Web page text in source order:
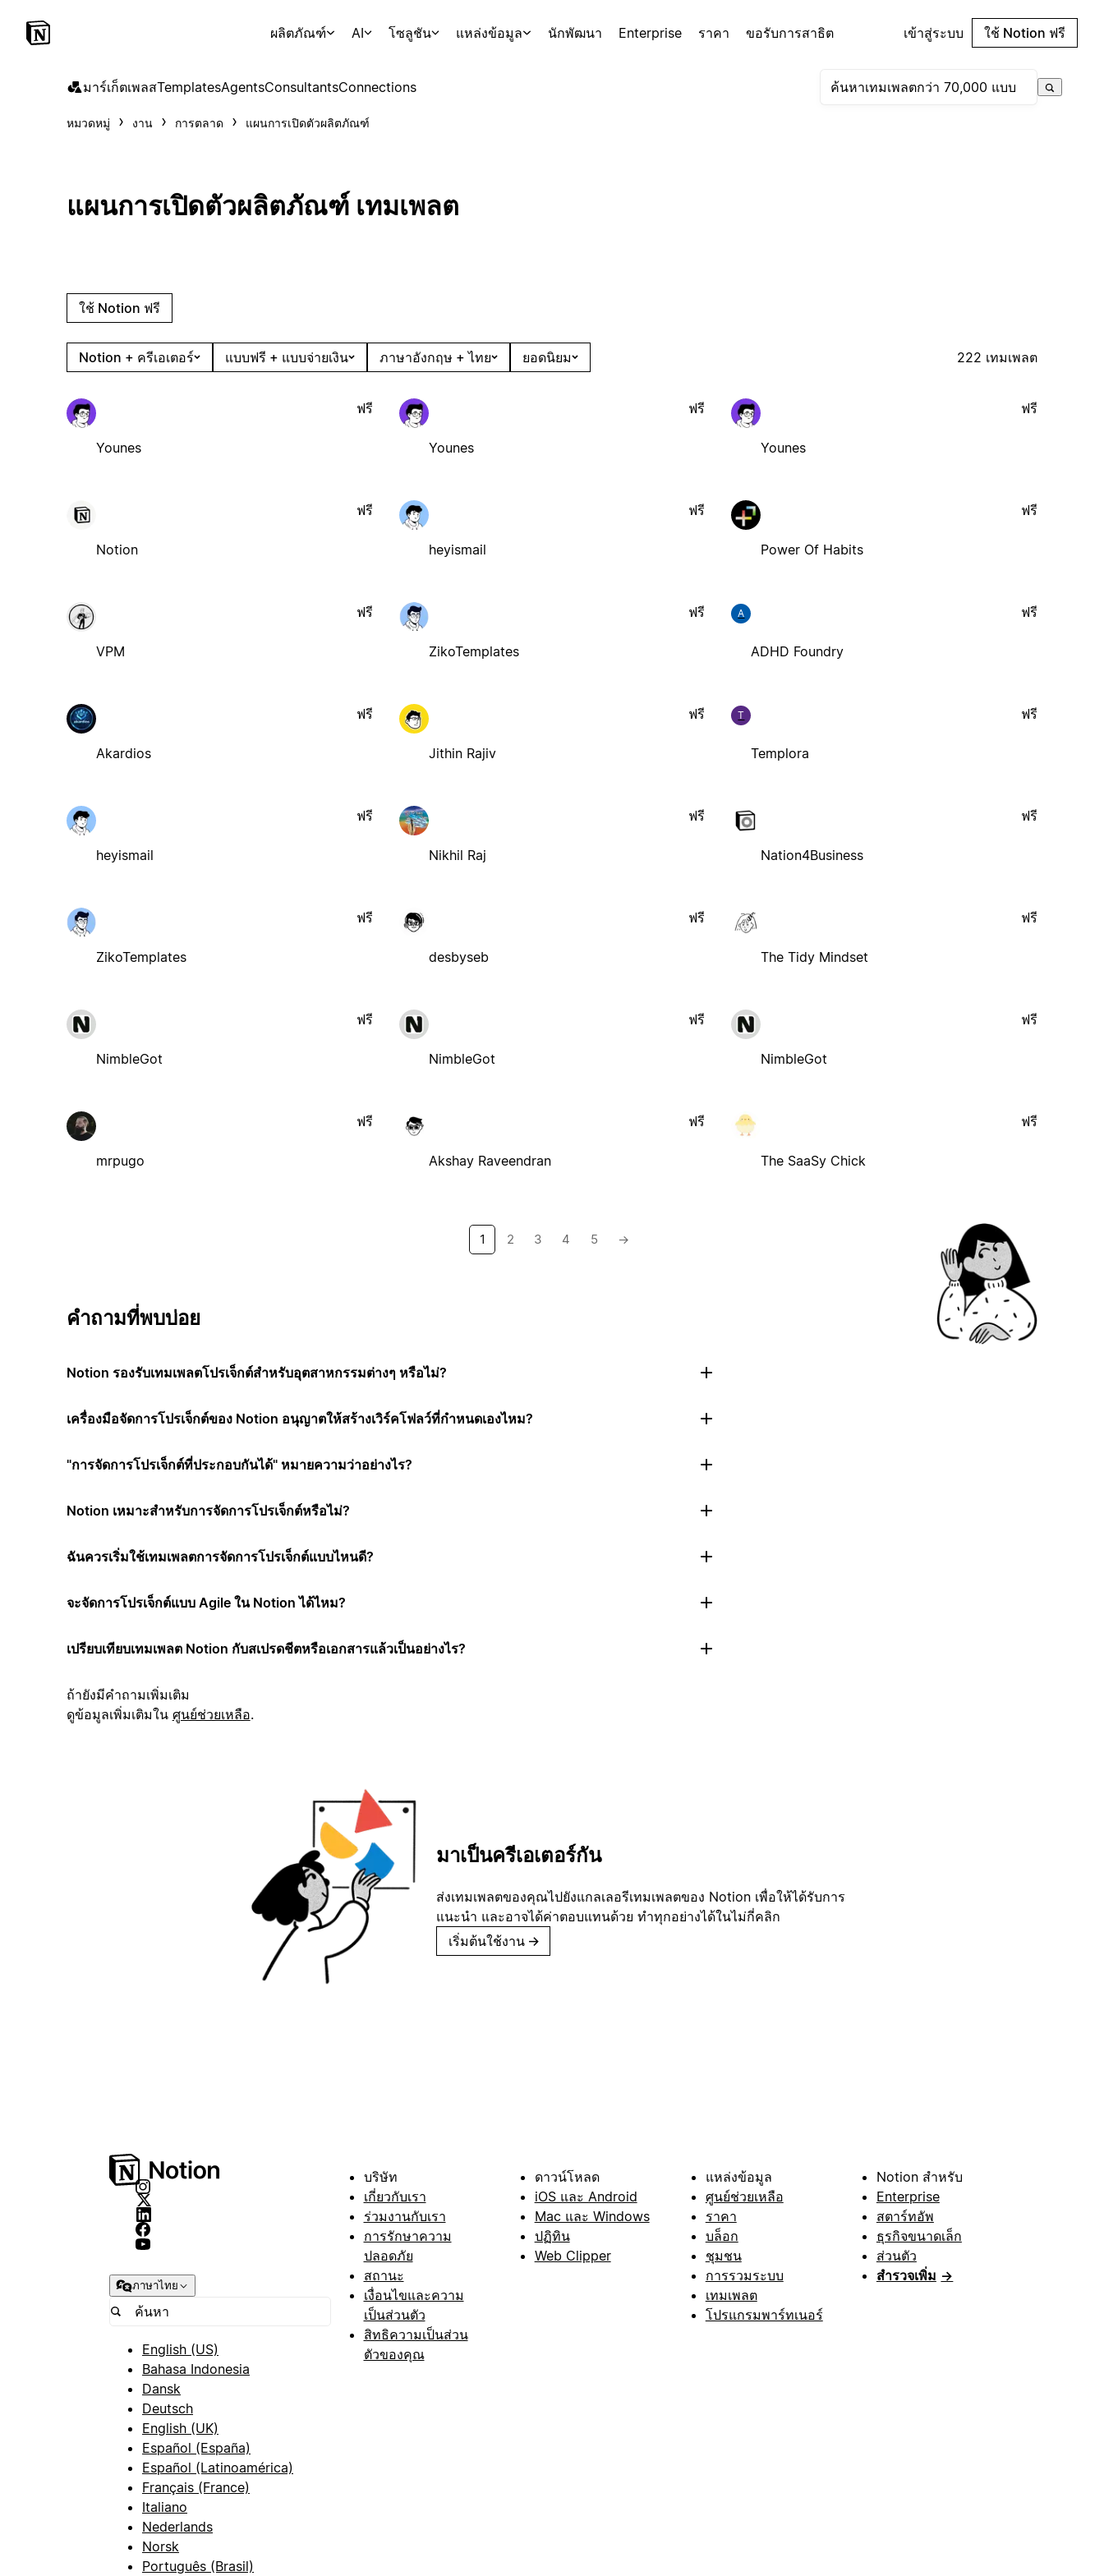
ผลิตภัณฑ์ AI โซลูชัน แหล่งข้อมูล นักพัฒนา Enterprise ราคา ขอรับการสาธิต เข้าสู่ระบบ ใช้ Notion ฟรี
มาร์เก็ตเพลสTemplatesAgentsConsultantsConnections
หมวดหมู่ งาน การตลาด แผนการเปิดตัวผลิตภัณฑ์
แผนการเปิดตัวผลิตภัณฑ์ เทมเพลต
ใช้ Notion ฟรี
Notion + ครีเอเตอร์ แบบฟรี + แบบจ่ายเงิน ภาษาอังกฤษ + ไทย ยอดนิยม 222 เทมเพลต
Younes
ฟรี
Younes
ฟรี
Younes
ฟรี
Notion
ฟรี
heyismail
ฟรี
Power Of Habits
ฟรี
VPM
ฟรี
ZikoTemplates
ฟรี A
ADHD Foundry
ฟรี
Akardios
ฟรี
Jithin Rajiv
ฟรี T
Templora
ฟรี
heyismail
ฟรี
Nikhil Raj
ฟรี
Nation4Business
ฟรี
ZikoTemplates
ฟรี
desbyseb
ฟรี
The Tidy Mindset
ฟรี
NimbleGot
ฟรี
NimbleGot
ฟรี
NimbleGot
ฟรี
mrpugo
ฟรี
Akshay Raveendran
ฟรี
The SaaSy Chick
ฟรี
1 2 3 4 5 →
คำถามที่พบบ่อย
Notion รองรับเทมเพลตโปรเจ็กต์สำหรับอุตสาหกรรมต่างๆ หรือไม่?
เครื่องมือจัดการโปรเจ็กต์ของ Notion อนุญาตให้สร้างเวิร์คโฟลว์ที่กำหนดเองไหม?
"การจัดการโปรเจ็กต์ที่ประกอบกันได้" หมายความว่าอย่างไร?
Notion เหมาะสำหรับการจัดการโปรเจ็กต์หรือไม่?
ฉันควรเริ่มใช้เทมเพลตการจัดการโปรเจ็กต์แบบไหนดี?
จะจัดการโปรเจ็กต์แบบ Agile ใน Notion ได้ไหม?
เปรียบเทียบเทมเพลต Notion กับสเปรดชีตหรือเอกสารแล้วเป็นอย่างไร?
ถ้ายังมีคำถามเพิ่มเติม
ดูข้อมูลเพิ่มเติมใน ศูนย์ช่วยเหลือ.
มาเป็นครีเอเตอร์กัน
ส่งเทมเพลตของคุณไปยังแกลเลอรีเทมเพลตของ Notion เพื่อให้ได้รับการ
แนะนำ และอาจได้ค่าตอบแทนด้วย ทำทุกอย่างได้ในไม่กี่คลิก
เริ่มต้นใช้งาน →
ภาษาไทย
English (US)
Bahasa Indonesia
Dansk
Deutsch
English (UK)
Español (España)
Español (Latinoamérica)
Français (France)
Italiano
Nederlands
Norsk
Português (Brasil)
บริษัท
เกี่ยวกับเรา
ร่วมงานกับเรา
การรักษาความ
ปลอดภัย
สถานะ
เงื่อนไขและความ
เป็นส่วนตัว
สิทธิความเป็นส่วน
ตัวของคุณ
ดาวน์โหลด
iOS และ Android
Mac และ Windows
ปฏิทิน
Web Clipper
แหล่งข้อมูล
ศูนย์ช่วยเหลือ
ราคา
บล็อก
ชุมชน
การรวมระบบ
เทมเพลต
โปรแกรมพาร์ทเนอร์
Notion สำหรับ
Enterprise
สตาร์ทอัพ
ธุรกิจขนาดเล็ก
ส่วนตัว
สำรวจเพิ่ม →